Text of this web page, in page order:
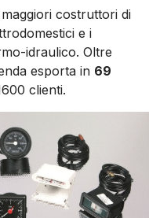
costruttori di
e i
idraulico. Oltre
esporta in 69
clienti.